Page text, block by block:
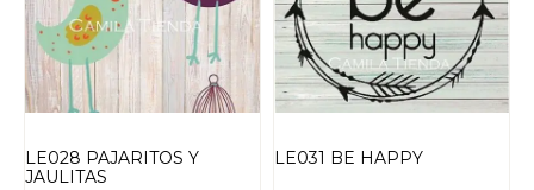
LE028 PAJARITOS Y
JAULITAS
LE031 BE HAPPY